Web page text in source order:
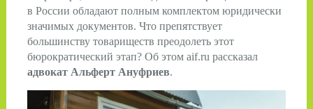
в России обладают полным комплектом юридически
значимых документов. Что препятствует
большинству товариществ преодолеть этот
бюрократический этап? Об этом aif.ru рассказал
адвокат Альферт Ануфриев.